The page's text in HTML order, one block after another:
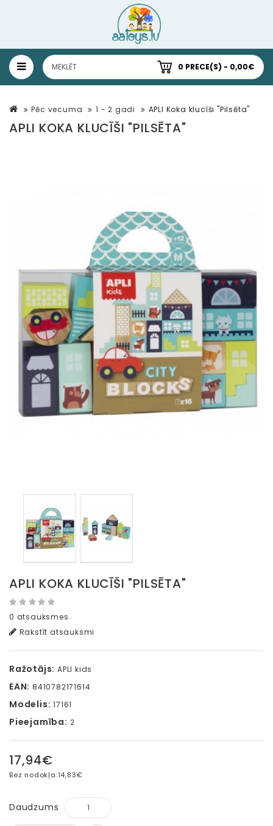
0 PRECE(S) - 0,00€
Pēc vecuma 1 - 2 gadi APLI Koka klucīši "Pilsēta"
APLI KOKA KLUCĪŠI "PILSĒTA"
APLI KOKA KLUCĪŠI "PILSĒTA"
0 atsauksmes
Rakstīt atsauksmi
Ražotājs: APLI kids
EAN: 8410782171614
Modelis: 17161
Pieejamība: 2
17,94€
Bez nodokļa:14,83€
Daudzums